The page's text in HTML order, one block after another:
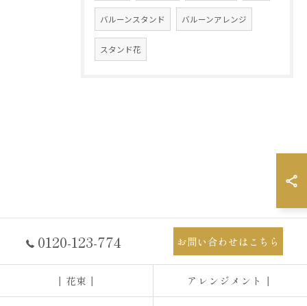
バルーンスタンド バルーンアレンジ
スタンド花
0120-123-774 お問い合わせはこちら
┃花束┃ アレンジメント┃